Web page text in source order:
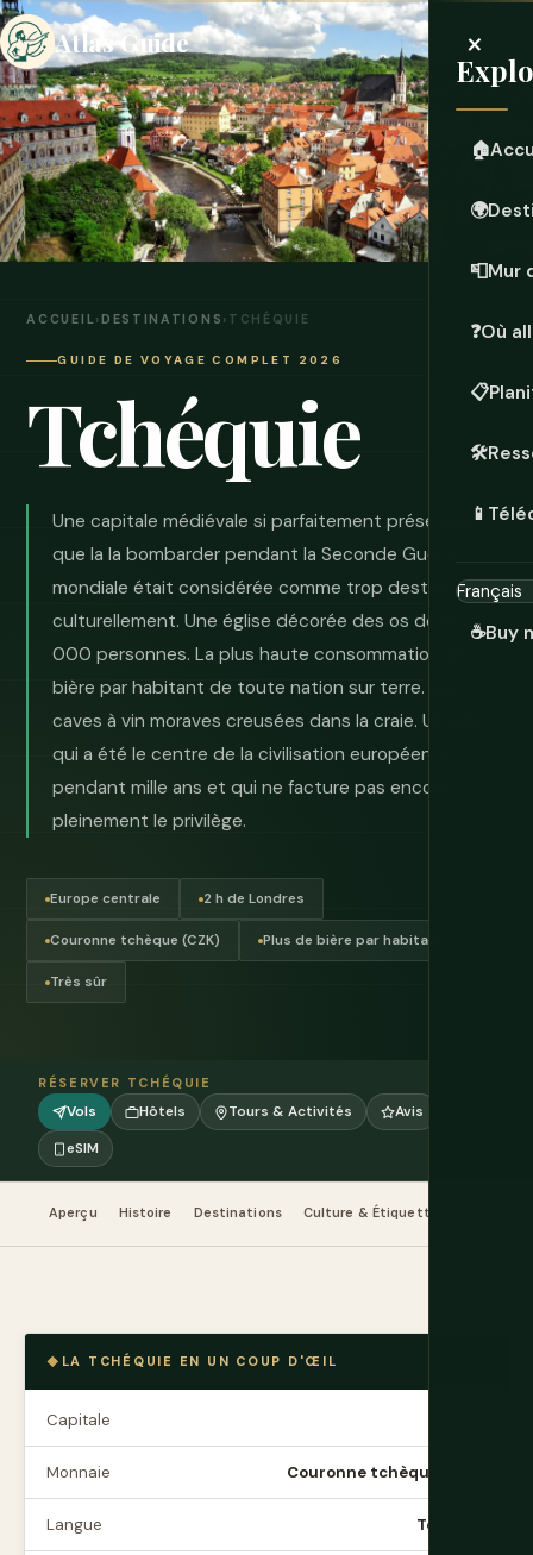
Atlas Guide ×
🏠
🌍
📮Mur
❓Où
📋
🛠️
📱
☕Buy
ACCUEIL›DESTINATIONS › TCHÉQUIE
GUIDE DE VOYAGE COMPLET 2026
Tchéquie
Une capitale médiévale si parfaitement préservée
que la la bombarder pendant la Seconde Guerre
mondiale était considérée comme trop destructrice
culturellement. Une église décorée des os de 40
000 personnes. La plus haute consommation de
bière par habitant de toute nation sur terre. Les
caves à vin moraves creusées dans la craie. Un pays
qui a été le centre de la civilisation européenne
pendant mille ans et qui ne facture pas encore
pleinement le privilège.
Europe centrale 2 h de Londres
Couronne tchèque (CZK) Plus de bière par habitant
Très sûr
RÉSERVER TCHÉQUIE
Vols Hôtels Tours & Activités
Avis
eSIM
Aperçu Histoire Destinations Culture & Étiquette
LA TCHÉQUIE EN UN COUP D'ŒIL
Capitale
Monnaie Couronne tchèque (CZK)
Langue Tchèque